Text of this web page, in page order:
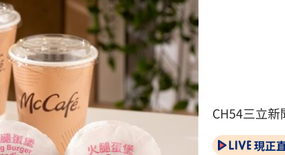
CH54三立
現正